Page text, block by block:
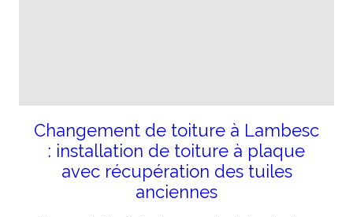
Changement de toiture à Lambesc
: installation de toiture à plaque
avec récupération des tuiles
anciennes